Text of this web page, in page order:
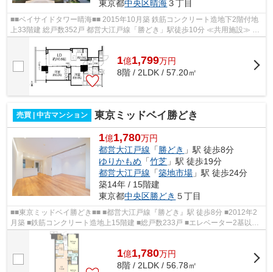
東京都中央区晴海３丁目
■■ベイサイドタワー晴海■■ 2015年10月築 鉄筋コンクリート造地下2階付地
上33階建 総戸数352戸 都営大江戸線「勝どき」駅徒歩10分 ≪共用施設≫ ■
1億1,799万円
8階 / 2LDK / 57.20㎡
売買 | 中古マンション 東京ミッドベイ勝どき
1億1,780万円
都営大江戸線 「 勝どき 」駅 徒歩8分
ゆりかもめ 「竹芝 」駅 徒歩19分
都営大江戸線 「築地市場 」駅 徒歩24分
築14年 / 15階建
東京都中央区勝どき ５丁目
■■東京ミッドベイ勝どき■■ ■都営大江戸線『勝どき』駅 徒歩8分 ■2012年2
月築 ■鉄筋コンクリート造地上15階建 ■総戸数233戸 ■エレベーター2基以上
完備 ■オートロック ■防犯カメラ ■宅...
1億1,780万円
8階 / 2LDK / 56.78㎡